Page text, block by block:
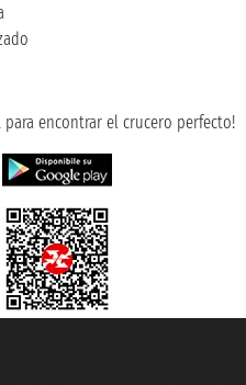
para encontrar el crucero perfecto!